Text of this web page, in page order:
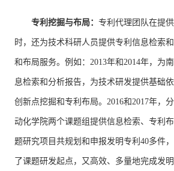
专利挖掘与布局： 专利代理团队在提
时，还为技术科研人员提供专利信息检索
和布局服务。例如：2013年和2014年，为
息检索和分析报告，为技术研发提供基础
创新点挖掘和专利布局。2016和2017年，
动化学院两个课题组提供信息检索、专利
题研究项目共规划和申报发明专利40多件
了课题研发起点，又高效、多量地完成发